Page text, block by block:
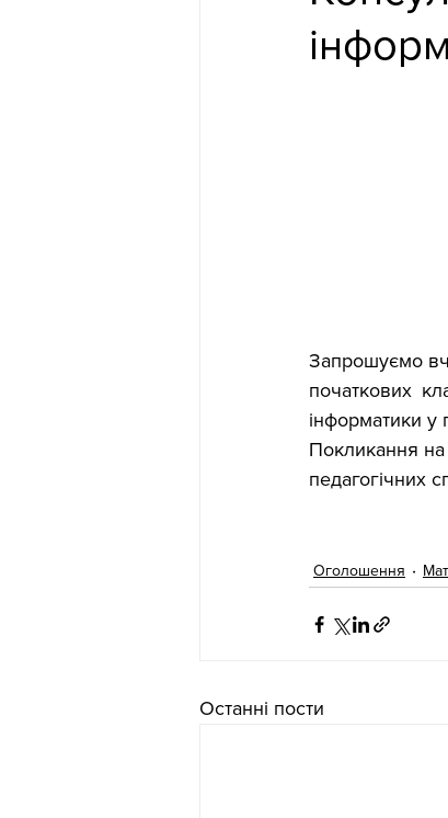
Запрошуємо
початкових
інформатики у
Покликання на
педагогічних
Оголошення
Останні пости